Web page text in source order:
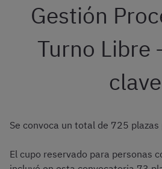
Gestión
Turno Libre
clave
Se convoca un total de 725 plazas
El cupo reservado para personas